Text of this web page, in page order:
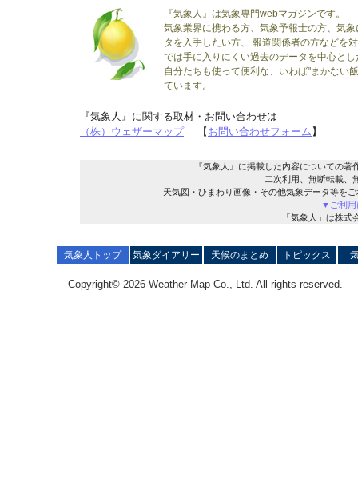
『気象人』は気象専門webマガジンです。
気象業界に携わる方、気象予報士の方、気
タを入手したい方、 報道関係者の方などを
では手に入りにくい過去のデータを中心と
自分たちも使って便利な、いわば"まかない
ています。
『気象人』に関する取材・お問い合わせは
（株）ウェザーマップ【 お問い合わせフォーム 】
『気象人』に掲載した内容についての
二次利用、無断転載、
天気図・ひまわり画像・その他気象データ等を
▼ご利用
「気象人」は株
気象人トップ 気象ダイアリー 天候のまとめ トピックス
Copyright© 2026 Weather Map Co., Ltd. All rights reserved.